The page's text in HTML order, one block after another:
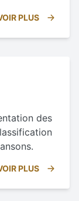
PLUS
des
PLUS